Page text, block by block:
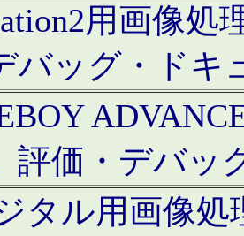
用画像
バッグ・ドキ
評価・デバッ
タル用画像